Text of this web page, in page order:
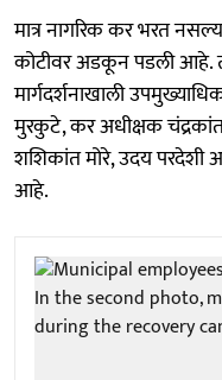
मात्र नागरिक कर भरत
कोटीवर अडकून पडली आहे.
मार्गदर्शनाखाली
मुरकुटे, कर अधीक्षक चंद्रकांत
शशिकांत मोरे, उदय
आहे.